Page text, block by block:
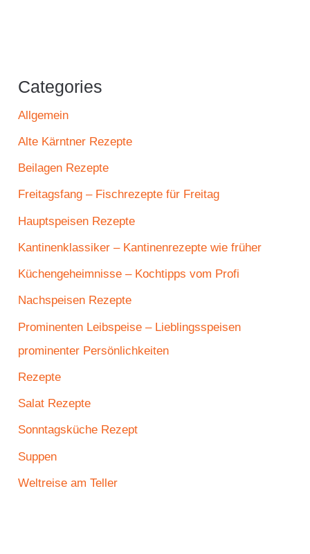
Categories
Allgemein
Alte Kärntner Rezepte
Beilagen Rezepte
Freitagsfang – Fischrezepte für Freitag
Hauptspeisen Rezepte
Kantinenklassiker – Kantinenrezepte wie früher
Küchengeheimnisse – Kochtipps vom Profi
Nachspeisen Rezepte
Prominenten Leibspeise – Lieblingsspeisen
prominenter Persönlichkeiten
Rezepte
Salat Rezepte
Sonntagsküche Rezept
Suppen
Weltreise am Teller